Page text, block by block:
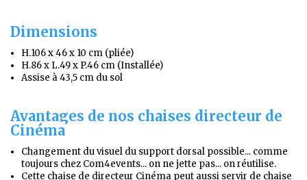
Dimensions
H.106 x 46 x 10 cm (pliée)
H.86 x L.49 x P.46 cm (Installée)
Assise à 43,5 cm du sol
Avantages de nos chaises directeur de
Cinéma
Changement du visuel du support dorsal possible... comme
toujours chez Com4events... on ne jette pas... on réutilise.
Cette chaise de directeur Cinéma peut aussi servir de chaise